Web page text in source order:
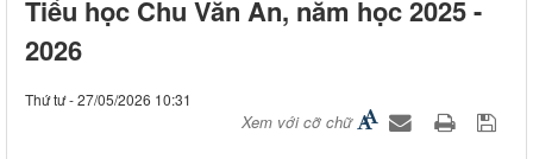
Tiểu học Chu Văn An, năm học 2025 -
2026
Thứ tư - 27/05/2026 10:31
Xem với cỡ chữ